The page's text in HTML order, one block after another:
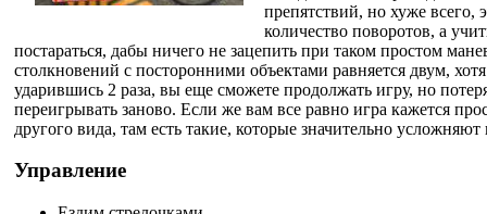
препятствий, но хуже всего,
количество поворотов, а
постараться, дабы ничего не зацепить при таком простом
столкновений с посторонними объектами равняется двум,
ударившись 2 раза, вы еще сможете продолжать игру, но
переигрывать заново. Если же вам все равно игра кажется
другого вида, там есть такие, которые значительно усложняют
Управление